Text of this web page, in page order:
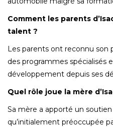
Comment les parents
talent ?
Les parents ont reconnu son
des programmes spécialisés
développement depuis ses
Quel rôle joue la mère
Sa mère a apporté un
qu’initialement préoccupée